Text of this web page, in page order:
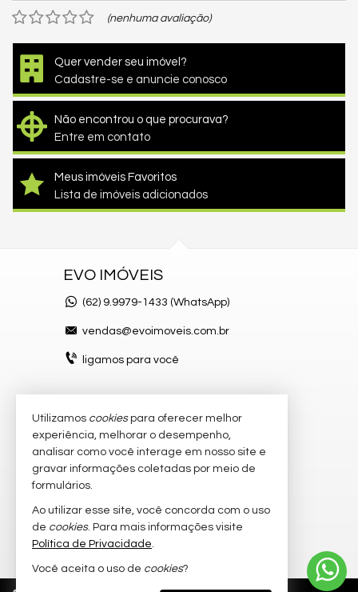
(nenhuma avaliação)
Quer vender seu imóvel?
Cadastre-se e anuncie conosco
Não encontrou o que procurava?
Entre em contato
Meus imóveis Favoritos
Lista de imóveis adicionados
EVO IMÓVEIS
(62) 9.9979-1433 (WhatsApp)
vendas@evoimoveis.com.br
ligamos para você
VEJA MAIS
atendimento por WhatsApp
imóveis favoritos
mapa de imóveis
Utilizamos cookiespara oferecer melhor
experiência, melhorar o desempenho,
analisar como você interage em nosso site e
gravar informações coletadas por meio de
formulários.
Ao utilizar esse site, você concorda com o uso
de cookies. Para mais informações visite
Política de Privacidade.
Você aceita o uso de cookies?